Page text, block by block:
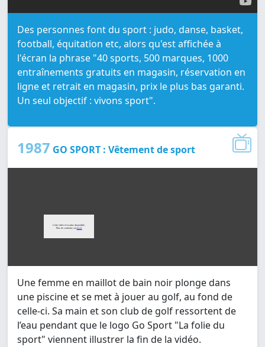
Des personnes font du sport : judo, danse, basket,
football, équitation etc, alors qu'est affichée à
l'écran la phrase "40 sports, 500 marques, 1000
entraînements gratuits en magasin, réservation en
ligne et retrait en magasin, prix le plus bas garanti.
Un seul objectif : vivons sport".
1987 GO SPORT : Vêtement de sport
Une femme en maillot de bain noir plonge dans
une piscine et se met à jouer au golf, au fond de
celle-ci. Sa main et son club de golf ressortent de
l’eau pendant que le logo Go Sport "La folie du
sport" viennent illustrer la fin de la vidéo.